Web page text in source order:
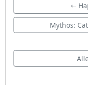
⇽
Mythos: